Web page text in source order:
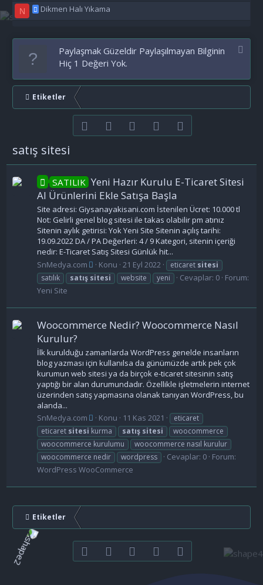
N Dikmen Halı Yıkama
Paylaşmak Güzeldir Paylaşılmayan Bilginin
Hiç 1 Değeri Yok.
Etiketler
FacebookTwitter youtubeBize ulaşın
satış sitesi
SATILIK Yeni Hazır Kurulu E-Ticaret Sitesi
Al Ürünlerini Ekle Satışa Başla
Site adresi: Giysanayakisani.com İstenilen Ücret: 10.000 tl
Not: Gelirli genel blog sitesi ile takas olabilir pm atınız
Sitenin aylık getirisi: Yok Yeni Site Sitenin açılış tarihi:
19.09.2022 DA / PA Değerleri: 4 / 9 Kategori, sitenin içeriği
nedir: E-Ticaret Satış Sitesi Günlük hit...
SnMedya.com
Konu 21 Eyl 2022 eticaret sitesi
satılık
satış sitesi website yeni Cevaplar: 0 Forum:
Yeni Site
Woocommerce Nedir? Woocommerce Nasıl
Kurulur?
İlk kurulduğu zamanlarda WordPress genelde insanların
blog yazması için kullanılsa da günümüzde artık pek çok
kurumun web sitesi ya da birçok e-ticaret sitesinin satış
yaptığı bir alan durumundadır. Özellikle işletmelerin internet
üzerinden satış yapmasına olanak tanıyan WordPress, bu
alanda...
SnMedya.com
Konu 11 Kas 2021
eticaret
eticaret sitesi kurma satış sitesi
woocommerce
woocommerce kurulumu
woocommerce nasıl kurulur
woocommerce nedir
wordpress Cevaplar: 0 Forum:
WordPress WooCommerce
Etiketler
FacebookTwitter youtubeBize ulaşın